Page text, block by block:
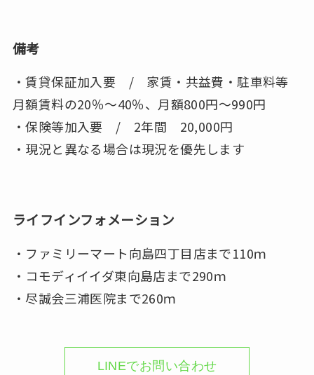
備考
・賃貸保証加入要 / 家賃・共益費・駐車料等
月額賃料の20％～40％、月額800円～990円
・保険等加入要 / 2年間 20,000円
・現況と異なる場合は現況を優先します
ライフインフォメーション
・ファミリーマート向島四丁目店まで110ｍ
・コモディイイダ東向島店まで290ｍ
・尽誠会三浦医院まで260ｍ
LINEでお問い合わせ